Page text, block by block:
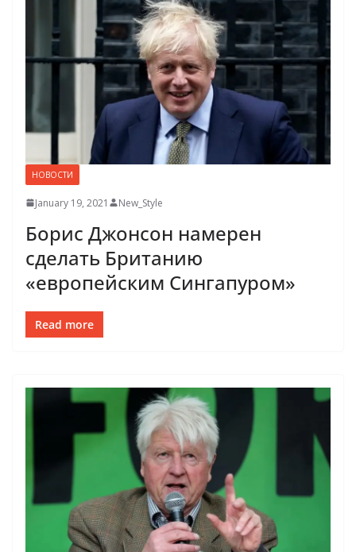
НОВОСТИ
January 19, 2021 New_Style
Борис Джонсон намерен
сделать Британию
«европейским Сингапуром»
Read more